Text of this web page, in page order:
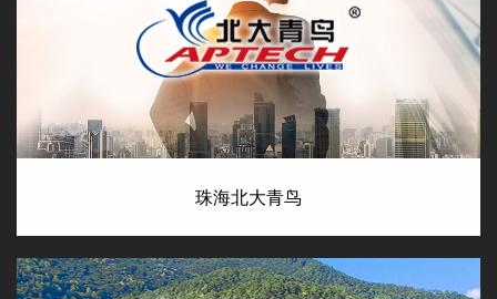
珠海北大青鸟